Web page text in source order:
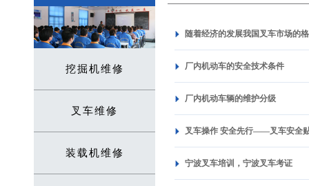
挖掘机维修
叉车维修
装载机维修
随着经济的发展我国叉车市场的
厂内机动车的安全技术条件
厂内机动车辆的维护分级
叉车操作 安全先行——叉车安全
宁波叉车培训，宁波叉车考证